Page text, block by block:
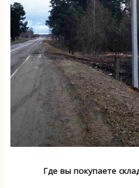
Где вы покупаете